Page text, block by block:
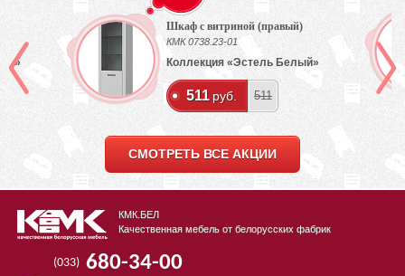
Шкаф с витриной (правый)
КМК 0738.23-01
Коллекция «Эстель Белый»
511 руб. 511
СМОТРЕТЬ ВСЕ АКЦИИ
КМК.БЕЛ
Качественная мебель от белорусских фабрик
(033) 680-34-00